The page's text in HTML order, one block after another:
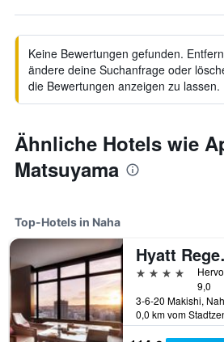
Keine Bewertungen gefunden.
ändere deine Suchanfrage oder
die Bewertungen anzeigen zu lassen.
Ähnliche Hotels wie
Matsuyama
Top-Hotels in Naha
4 Sterne
9,0
3-6-20 Makishi,
0,0 km vom